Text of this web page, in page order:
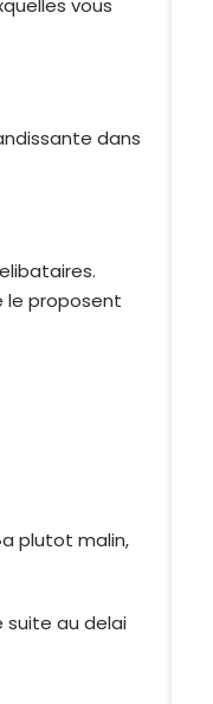
vous
dans
le proposent
plutot malin,
suite au delai